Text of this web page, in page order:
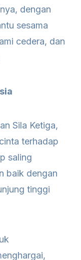
dengan
sesama
cedera, dan
Sila Ketiga,
terhadap
saling
baik dengan
tinggi